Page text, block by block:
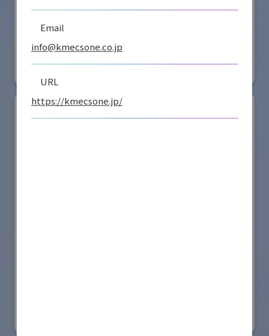
Email
info@kmecsone.co.jp
URL
https://kmecsone.jp/
#スマートプロダクションロボット